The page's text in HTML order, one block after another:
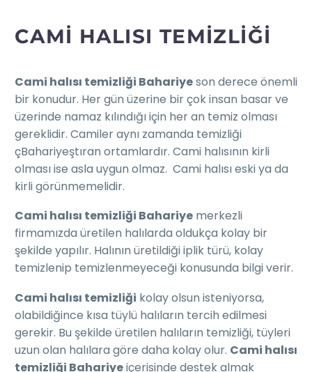
CAMI HALISI TEMIZLIĞI
Cami halısı temizliği Bahariyeson derece önemli
bir konudur. Her gün üzerine bir çok insan basar ve
üzerinde namaz kılındığı için her an temiz olması
gereklidir. Camiler aynı zamanda temizliği
çBahariyeştıran ortamlardır. Cami halısının kirli
olması ise asla uygun olmaz. Cami halısı eski ya da
kirli görünmemelidir.
Cami halısı temizliği Bahariye merkezli
firmamızda üretilen halılarda oldukça kolay bir
şekilde yapılır. Halının üretildiği iplik türü, kolay
temizlenip temizlenmeyeceği konusunda bilgi verir.
Cami halısı temizliği kolay olsun isteniyorsa,
olabildiğince kısa tüylü halıların tercih edilmesi
gerekir. Bu şekilde üretilen halıların temizliği, tüyleri
uzun olan halılara göre daha kolay olur. Cami halısı
temizliği Bahariyeiçerisinde destek almak